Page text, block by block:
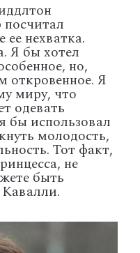
ее нехватка.
Я бы хотел
но,
откровенное. Я
миру, что
одевать
бы использовал
молодость,
Тот факт,
не
быть
Кавалли.